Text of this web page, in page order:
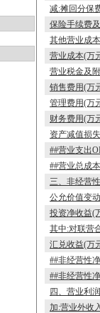
减:摊回分保
保险手续费
其他营业成
营业成本(万
营业税金及
销售费用(万
管理费用(万
财务费用(万
资产减值损
##营业支出
##营业总成
三、非经营
公允价值变
投资净收益(
其中:对联营
汇兑收益(万
##非经营性
##非经营性
四、营业利
加:营业外收